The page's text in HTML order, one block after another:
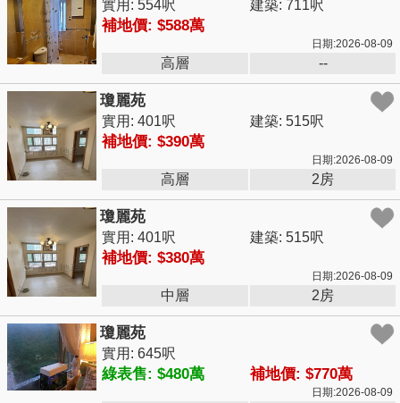
實用: 554呎 建築: 711呎
補地價: $588萬
日期:2026-08-09
高層 --
瓊麗苑
實用: 401呎 建築: 515呎
補地價: $390萬
日期:2026-08-09
高層 2房
瓊麗苑
實用: 401呎 建築: 515呎
補地價: $380萬
日期:2026-08-09
中層 2房
瓊麗苑
實用: 645呎
綠表售: $480萬 補地價: $770萬
日期:2026-08-09